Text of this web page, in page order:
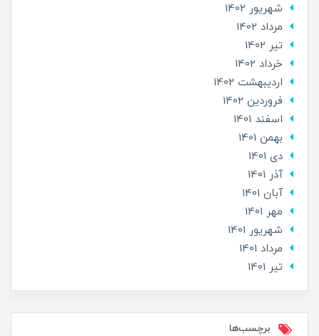
شهریور 1402
مرداد 1402
تير 1402
خرداد 1402
ارديبهشت 1402
فروردین 1402
اسفند 1401
بهمن 1401
دی 1401
آذر 1401
آبان 1401
مهر 1401
شهریور 1401
مرداد 1401
تير 1401
برچسب‌ها